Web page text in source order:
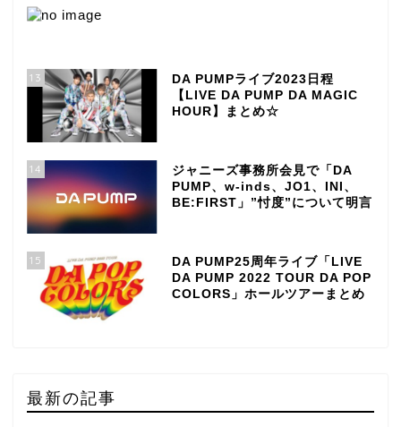
13
DA PUMPライブ2023日程
【LIVE DA PUMP DA MAGIC
HOUR】まとめ☆
14
ジャニーズ事務所会見で「DA
PUMP、w-inds、JO1、INI、
BE:FIRST」”忖度”について明言
15
DA PUMP25周年ライブ「LIVE
DA PUMP 2022 TOUR DA POP
COLORS」ホールツアーまとめ
最新の記事